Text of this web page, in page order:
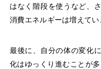
はなく階段を使うなど、
消費エネルギーは増えてい
最後に、自分の体の変化
化はゆっくり進むことが